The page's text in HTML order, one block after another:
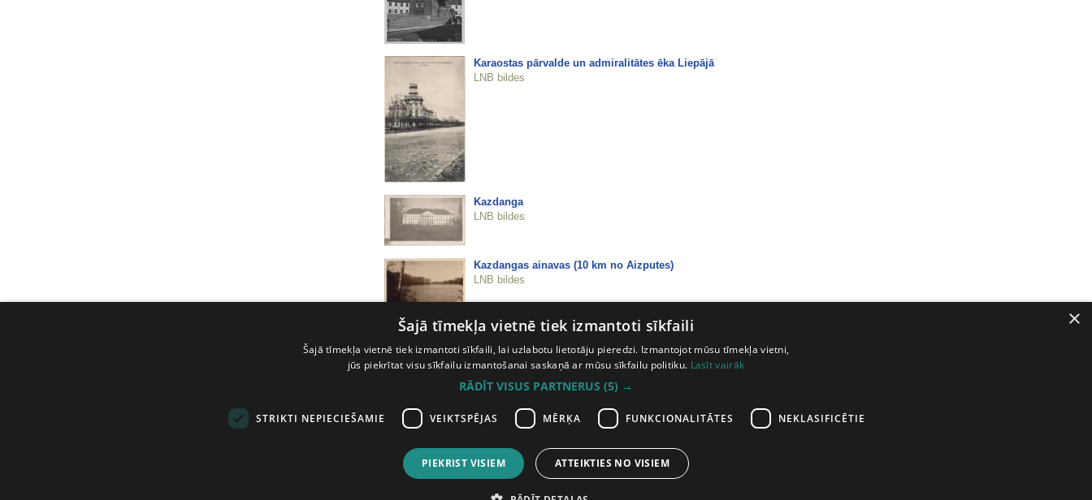
Karaostas pārvalde un admiralitātes ēka Liepājā
LNB bildes
Kazdanga
LNB bildes
Kazdangas ainavas (10 km no Aizputes)
LNB bildes
Kazdangas lauksaimniecības vidusskola
LNB bildes
Kazdangas muižas ēka
LNB bildes
iepriekšējā lapa 8 9 10 11 12 13 14 15 16 17
×
Šajā tīmekļa vietnē tiek izmantoti sīkfaili
Šajā tīmekļa vietnē tiek izmantoti sīkfaili, lai uzlabotu lietotāju pieredzi. Izmantojot mūsu tīmekļa vietni,
jūs piekrītat visu sīkfailu izmantošanai saskaņā ar mūsu sīkfailu politiku. Lasīt vairāk
RĀDĪT VISUS PARTNERUS (5) →
STRIKTI NEPIECIEŠAMIE VEIKTSPĒJAS MĒRĶA FUNKCIONALITĀTES NEKLASIFICĒTIE
PIEKRIST VISIEM ATTEIKTIES NO VISIEM